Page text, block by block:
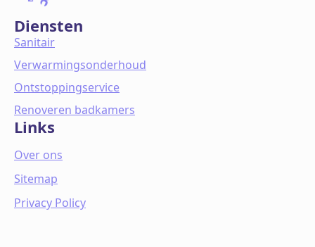
Diensten
Sanitair
Verwarmingsonderhoud
Ontstoppingservice
Renoveren badkamers
Links
Over ons
Sitemap
Privacy Policy